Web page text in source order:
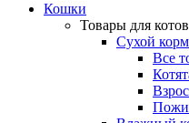
Кошки
Товары для
Сухой корм
Все